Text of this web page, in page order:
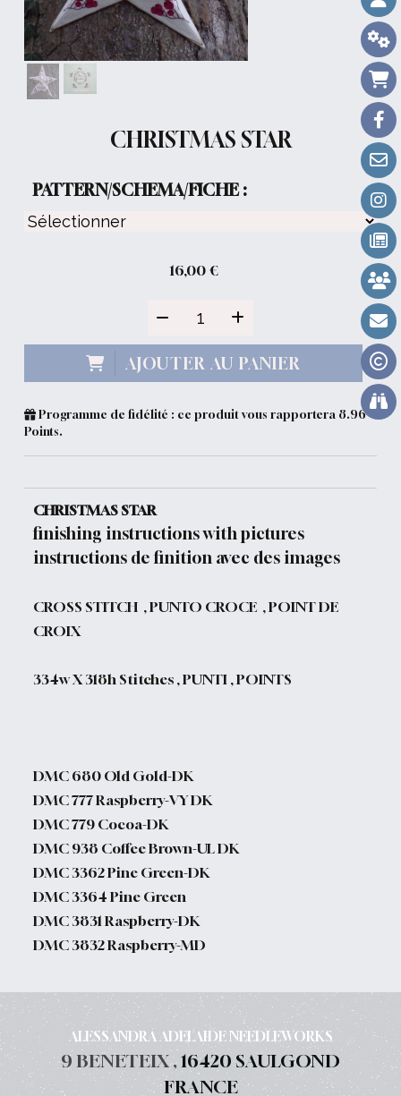
CHRISTMAS STAR
PATTERN/SCHEMA/FICHE :
16,00€
AJOUTER AU PANIER
Programme de fidélité : ce produit vous rapportera 8.96
Points.
CHRISTMAS STAR
finishing instructions with pictures
instructions de finition avec des images
CROSS STITCH , PUNTO CROCE , POINT DE
CROIX
334w X 318h Stitches , PUNTI , POINTS
DMC 680 Old Gold-DK
DMC 777 Raspberry-VY DK
DMC 779 Cocoa-DK
DMC 938 Coffee Brown-UL DK
DMC 3362 Pine Green-DK
DMC 3364 Pine Green
DMC 3831 Raspberry-DK
DMC 3832 Raspberry-MD
ALESSANDRA ADELAIDE NEEDLEWORKS
9 BENETEIX ,16420 SAULGOND
FRANCE